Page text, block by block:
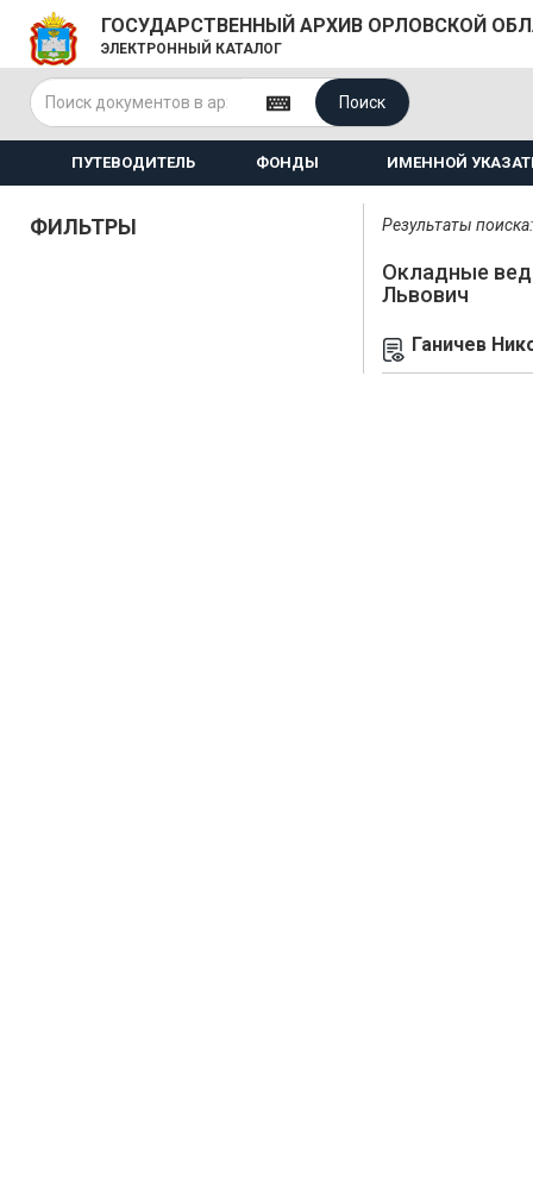
ГОСУДАРСТВЕННЫЙ АРХИВ ОРЛОВСКОЙ
ЭЛЕКТРОННЫЙ КАТАЛОГ
Поиск
ПУТЕВОДИТЕЛЬ ФОНДЫ ИМЕННОЙ
ФИЛЬТРЫ Результаты
Окладные
Львович
Ганичев